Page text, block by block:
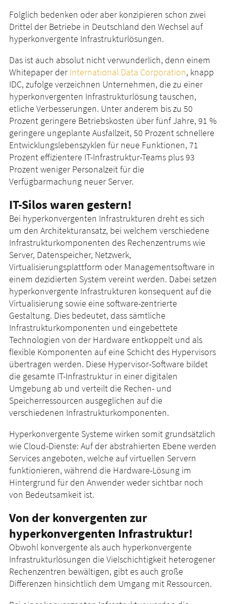
Folglich bedenken oder aber konzipieren schon zwei
Drittel der Betriebe in Deutschland den Wechsel auf
hyperkonvergente Infrastrukturlösungen.
Das ist auch absolut nicht verwunderlich, denn einem
Whitepaper der International Data Corporation, knapp
IDC, zufolge verzeichnen Unternehmen, die zu einer
hyperkonvergenten Infrastrukturlösung tauschen,
etliche Verbesserungen. Unter anderem bis zu 50
Prozent geringere Betriebskosten über fünf Jahre, 91 %
geringere ungeplante Ausfallzeit, 50 Prozent schnellere
Entwicklungslebenszyklen für neue Funktionen, 71
Prozent effizientere IT-Infrastruktur-Teams plus 93
Prozent weniger Personalzeit für die
Verfügbarmachung neuer Server.
IT-Silos waren gestern!
Bei hyperkonvergenten Infrastrukturen dreht es sich
um den Architekturansatz, bei welchem verschiedene
Infrastrukturkomponenten des Rechenzentrums wie
Server, Datenspeicher, Netzwerk,
Virtualisierungsplattform oder Managementsoftware in
einem dezidierten System vereint werden. Dabei setzen
hyperkonvergente Infrastrukturen konsequent auf die
Virtualisierung sowie eine software-zentrierte
Gestaltung. Dies bedeutet, dass sämtliche
Infrastrukturkomponenten und eingebettete
Technologien von der Hardware entkoppelt und als
flexible Komponenten auf eine Schicht des Hypervisors
übertragen werden. Diese Hypervisor-Software bildet
die gesamte IT-Infrastruktur in einer digitalen
Umgebung ab und verteilt die Rechen- und
Speicherressourcen ausgeglichen auf die
verschiedenen Infrastrukturkomponenten.
Hyperkonvergente Systeme wirken somit grundsätzlich
wie Cloud-Dienste: Auf der abstrahierten Ebene werden
Services angeboten, welche auf virtuellen Servern
funktionieren, während die Hardware-Lösung im
Hintergrund für den Anwender weder sichtbar noch
von Bedeutsamkeit ist.
Von der konvergenten zur
hyperkonvergenten Infrastruktur!
Obwohl konvergente als auch hyperkonvergente
Infrastrukturlösungen die Vielschichtigkeit heterogener
Rechenzentren bewältigen, gibt es auch große
Differenzen hinsichtlich dem Umgang mit Ressourcen.